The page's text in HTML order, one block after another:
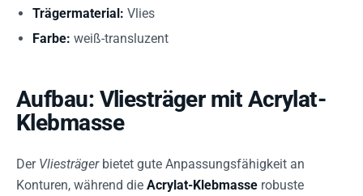
Trägermaterial: Vlies
Farbe: weiß-transluzent
Aufbau: Vliesträger mit Acrylat-
Klebmasse
Der Vliesträgerbietet gute Anpassungsfähigkeit an
Konturen, während die Acrylat-Klebmasse robuste